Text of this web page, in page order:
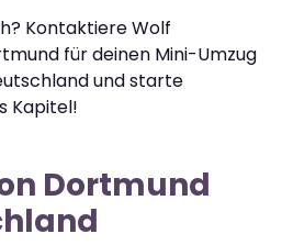
Kontaktiere Wolf
für deinen Mini-Umzug
und starte
Kapitel!
Dortmund